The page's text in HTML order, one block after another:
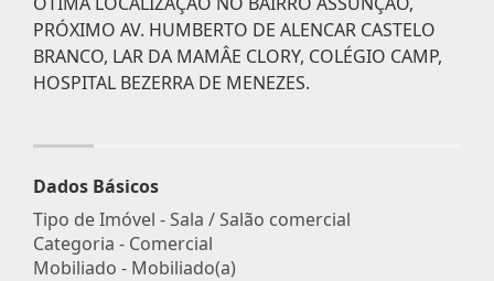
PRÓXIMO AV. HUMBERTO DE ALENCAR CASTELO
BRANCO, LAR DA MAMÂE CLORY, COLÉGIO CAMP,
HOSPITAL BEZERRA DE MENEZES.
Dados Básicos
Tipo de Imóvel - Sala / Salão comercial
Categoria - Comercial
Mobiliado - Mobiliado(a)